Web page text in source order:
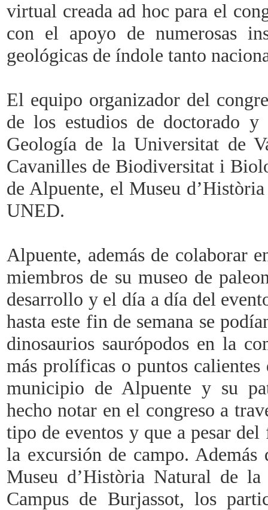
virtual creada ad hoc para el
con el apoyo de numerosas
geológicas de índole tanto
El equipo organizador del
de los estudios de doctorado
Geología de la Universitat de
Cavanilles de Biodiversitat i
de Alpuente, el Museu
UNED.
Alpuente, además de colaborar
miembros de su museo de
desarrollo y el día a día del
hasta este fin de semana se
dinosaurios saurópodos en la
más prolíficas o puntos
municipio de Alpuente y su
hecho notar en el congreso a
tipo de eventos y que a pesar
la excursión de campo.
Museu d’Història Natural de
Campus de Burjassot, los